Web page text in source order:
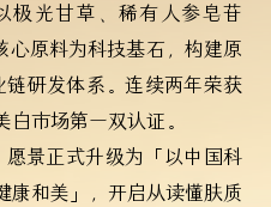
极光甘草、稀有人参皂苷
原料为科技基石，构建原
研发体系。连续两年荣获
市场第一双认证。
景正式升级为「以中国科
康和美」，开启从读懂肤质